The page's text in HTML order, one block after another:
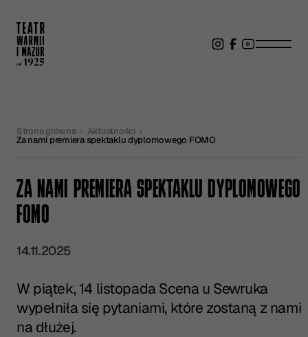
Strona główna Aktualności
Za nami premiera spektaklu dyplomowego FOMO
ZA NAMI PREMIERA SPEKTAKLU DYPLOMOWEGO
FOMO
14.11.2025
W piątek, 14 listopada Scena u Sewruka
wypełniła się pytaniami, które zostaną z nami
na dłużej.